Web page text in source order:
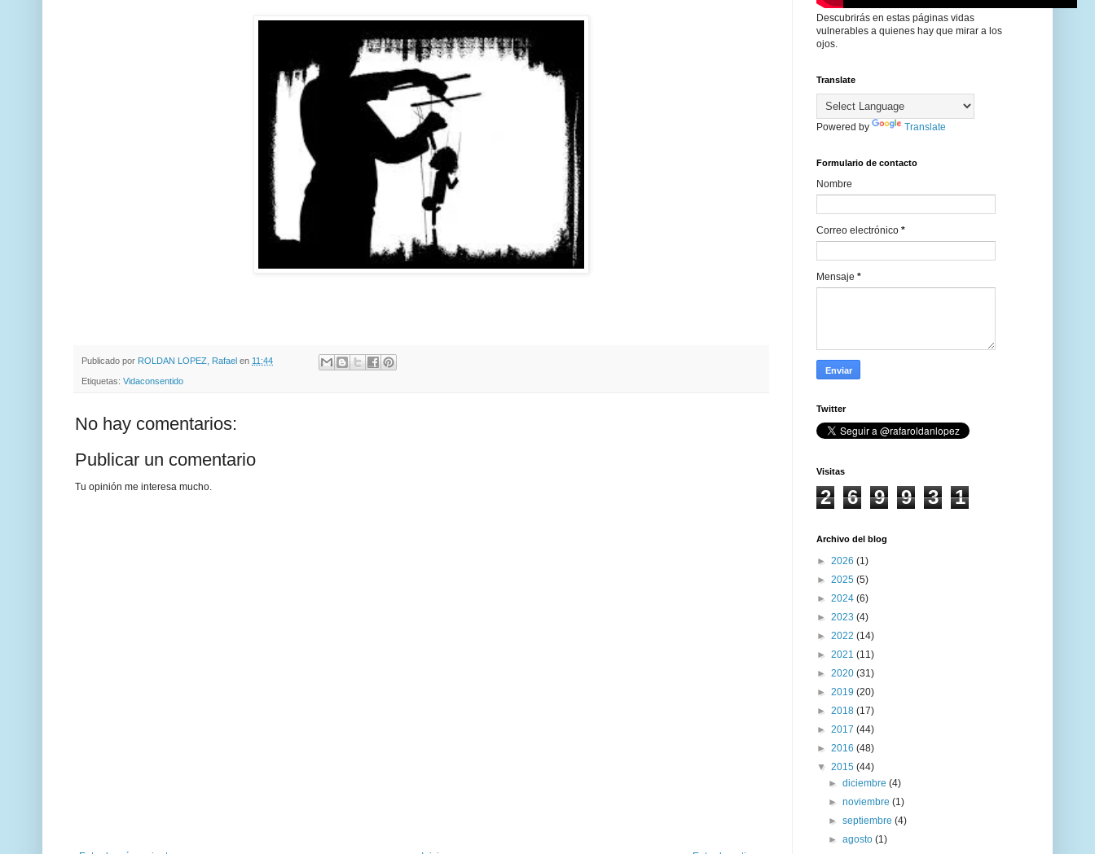
Publicado por ROLDAN LOPEZ, Rafael en 11:44
Etiquetas: Vidaconsentido
No hay comentarios:
Publicar un comentario
Tu opinión me interesa mucho.
Descubrirás en estas páginas vidas
vulnerables a quienes hay que mirar a los
ojos.
Translate
Powered by Translate
Formulario de contacto
Nombre
Correo electrónico *
Mensaje *
Twitter
Visitas
2 6 9 9 3 1
Archivo del blog
► 2026 (1)
► 2025 (5)
► 2024 (6)
► 2023 (4)
► 2022 (14)
► 2021 (11)
► 2020 (31)
► 2019 (20)
► 2018 (17)
► 2017 (44)
► 2016 (48)
▼ 2015 (44)
►diciembre(4)
►noviembre(1)
►septiembre(4)
►agosto(1)